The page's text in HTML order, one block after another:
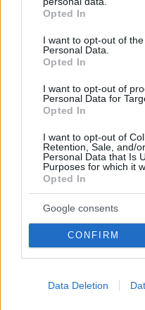
grant or deny consent to
use your data for below
consent section.
Opted In
I want to opt-out of
Personal Data.
Opted In
I want to opt-out of
Personal Data for
Opted In
I want to opt-out of
Retention, Sale, and/
Personal Data that Is
Purposes for which it
Opted In
Google consents
CONFIRM
Data Deletion
επιχείρησε να
έκδοση των
ΑΠΑΝΤΗΣΗ
09.06.2026, 17:40
Ας είναι καλά η Μοσάντ
ΑΠΑΝΤΗΣΗ
Βρετανός
09.06.2026, 14:44
απ' το Καράτσι. Αλλά
Τίρανα...έχουν
στην Ευρώπη
ΑΠΑΝΤΗΣΗ